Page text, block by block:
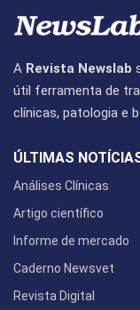
A Revista Newslab
útil ferramenta de
clínicas, patologia e
ÚLTIMAS
Análises Clínicas
Artigo científico
Informe de mercado
Caderno Newsvet
Revista Digital